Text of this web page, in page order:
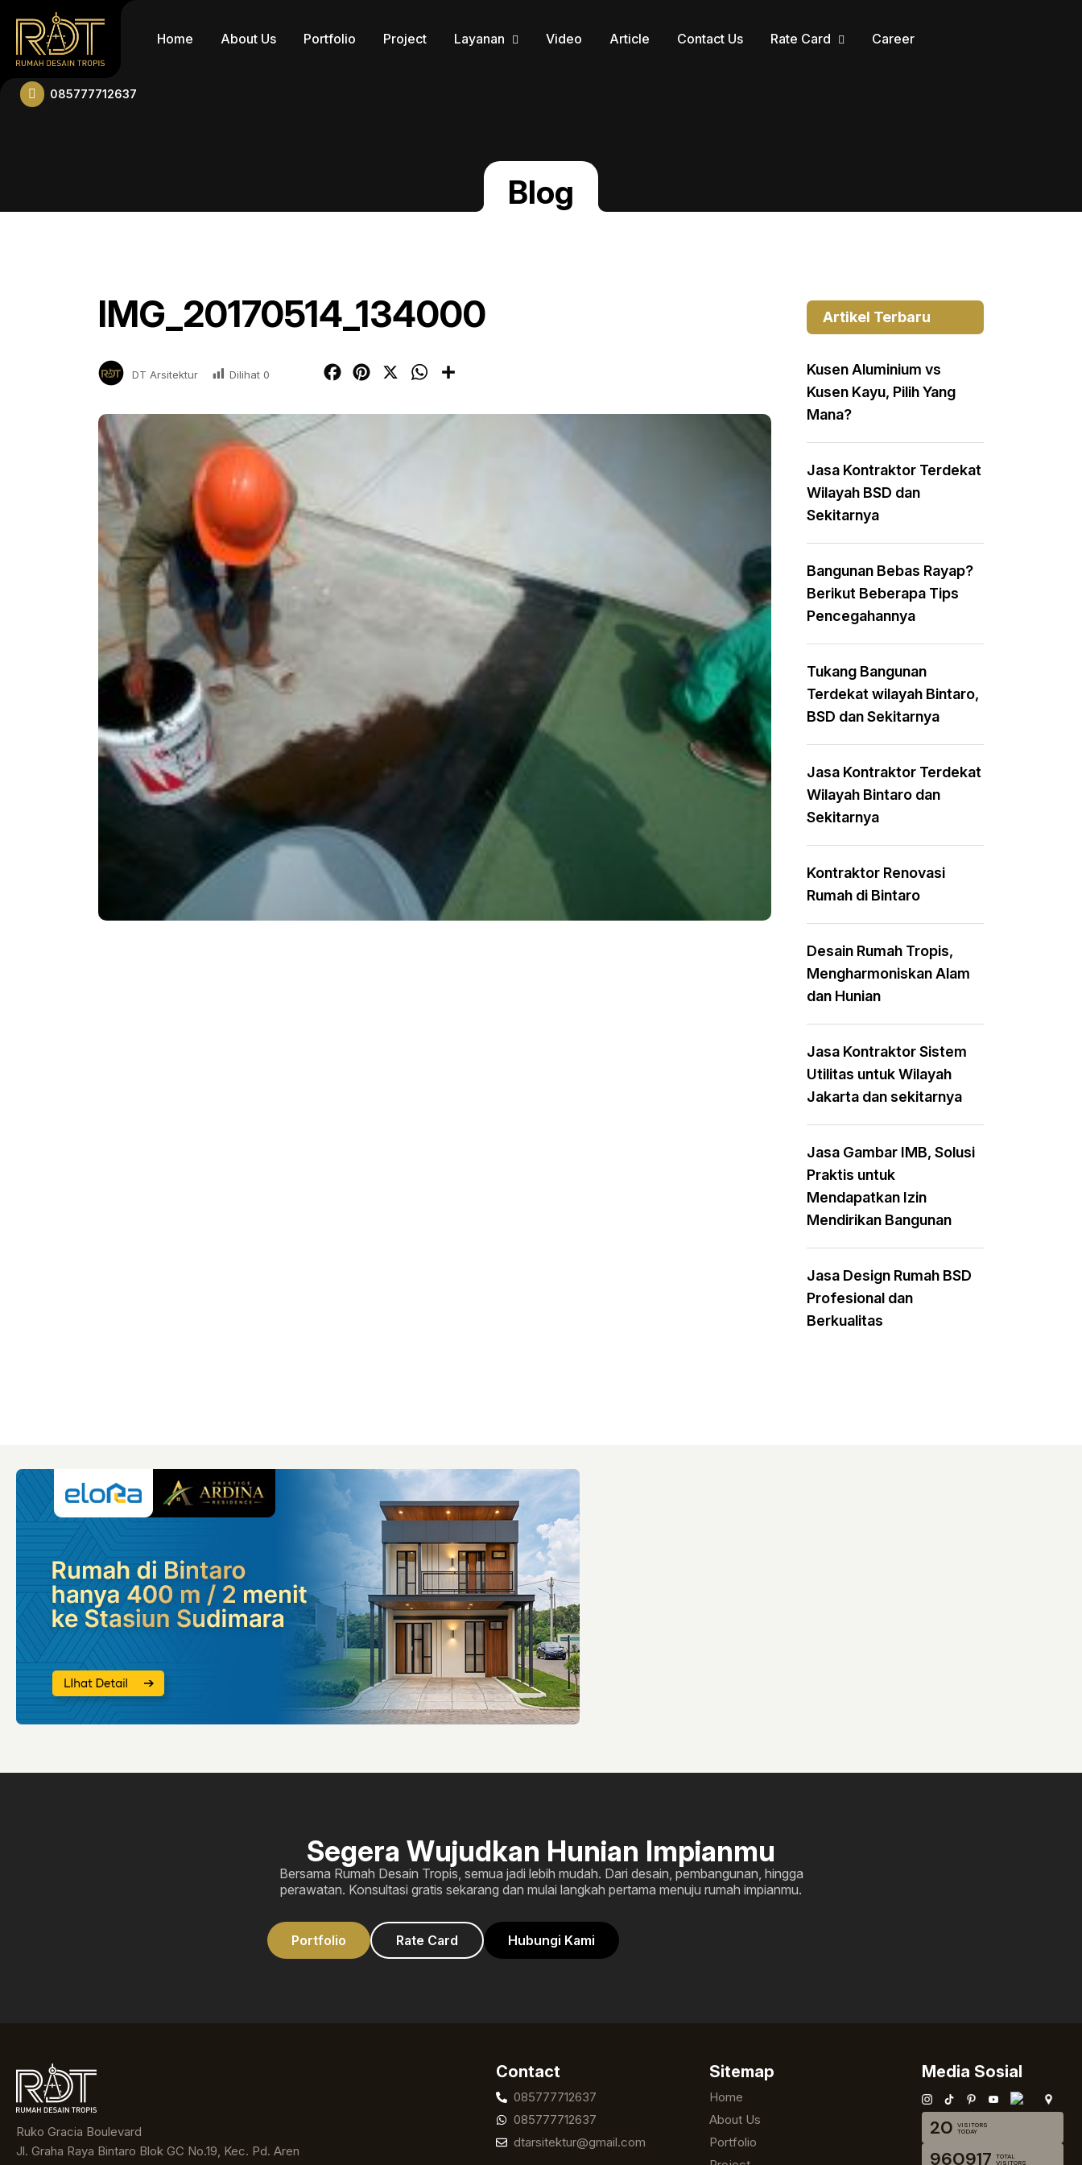
Home About Us Portfolio Project Layanan Video Article Contact Us Rate Card Career
085777712637
Blog
IMG_20170514_134000
DT Arsitektur Dilihat 0 FacebookPinterest WhatsApp
Artikel Terbaru
Kusen Aluminium vs
Kusen Kayu, Pilih Yang
Mana?
Jasa Kontraktor Terdekat
Wilayah BSD dan
Sekitarnya
Bangunan Bebas Rayap?
Berikut Beberapa Tips
Pencegahannya
Tukang Bangunan
Terdekat wilayah Bintaro,
BSD dan Sekitarnya
Jasa Kontraktor Terdekat
Wilayah Bintaro dan
Sekitarnya
Kontraktor Renovasi
Rumah di Bintaro
Desain Rumah Tropis,
Mengharmoniskan Alam
dan Hunian
Jasa Kontraktor Sistem
Utilitas untuk Wilayah
Jakarta dan sekitarnya
Jasa Gambar IMB, Solusi
Praktis untuk
Mendapatkan Izin
Mendirikan Bangunan
Jasa Design Rumah BSD
Profesional dan
Berkualitas
Segera Wujudkan Hunian Impianmu
Bersama Rumah Desain Tropis, semua jadi lebih mudah. Dari desain, pembangunan, hingga
perawatan. Konsultasi gratis sekarang dan mulai langkah pertama menuju rumah impianmu.
Portfolio Rate Card Hubungi Kami
Ruko Gracia Boulevard
Jl. Graha Raya Bintaro Blok GC No.19, Kec. Pd. Aren
Contact
085777712637
085777712637
dtarsitektur@gmail.com
Sitemap
Home
About Us
Portfolio
Media Sosial
20
VISITORS
TODAY
960917
TOTAL
VISITORS